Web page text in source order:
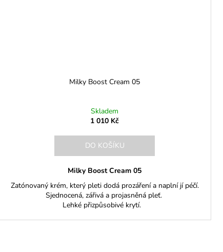
Milky Boost Cream 05
Skladem
1 010 Kč
DO KOŠÍKU
Milky Boost Cream 05
Zatónovaný krém, který pleti dodá prozáření a naplní jí péčí.
Sjednocená, zářivá a projasněná pleť.
Lehké přizpůsobivé krytí.